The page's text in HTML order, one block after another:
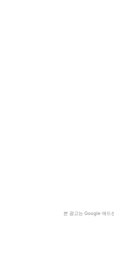
본 광고는 Google 애드